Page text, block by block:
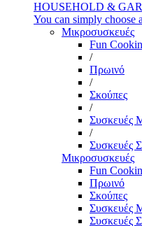
HOUSEHOLD &
You can simply choose
Μικροσυσκευές
Fun
/
Πρωινό
/
Σκούπες
/
Συσκευές
/
Συσκευές
Μικροσυσκευές
Fun
Πρωινό
Σκούπες
Συσκευές
Συσκευές